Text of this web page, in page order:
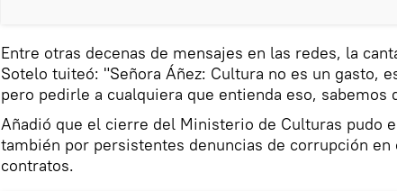
Entre otras decenas de mensajes en las redes, la
Sotelo tuiteó: "Señora Áñez: Cultura no es un gasto,
pero pedirle a cualquiera que entienda eso, sabemos
Añadió que el cierre del Ministerio de Culturas pudo
también por persistentes denuncias de corrupción en
contratos.